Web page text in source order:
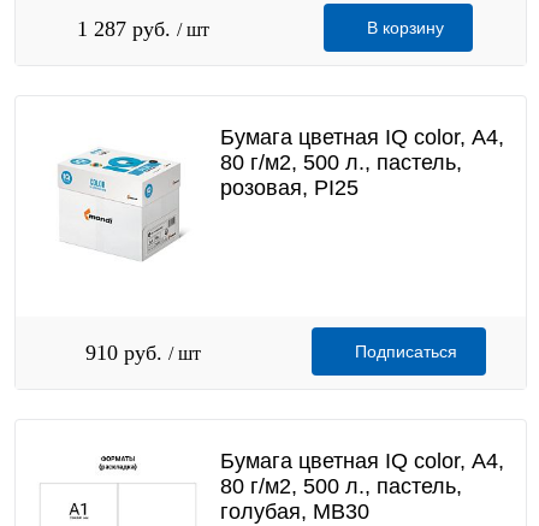
1 287 руб. / шт В корзину
Бумага цветная IQ color, А4,
80 г/м2, 500 л., пастель,
розовая, PI25
910 руб. / шт Подписаться
Бумага цветная IQ color, А4,
80 г/м2, 500 л., пастель,
голубая, MB30